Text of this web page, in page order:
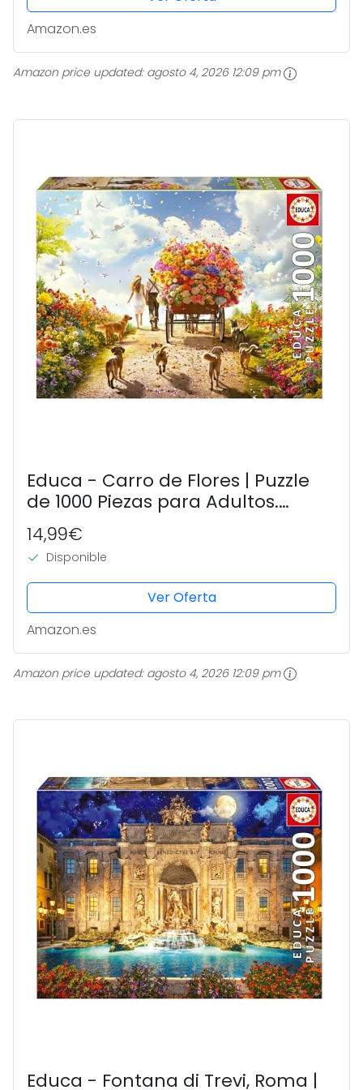
Amazon.es
Amazon price updated: agosto 4, 2026 12:09 pm
Educa - Carro de Flores | Puzzle
de 1000 Piezas para Adultos.
Medidas: 68 x 48 cm. Incluye Cola
Fix Puzzle. A Partir de 14 años
(19921)
14,99€
Disponible
Ver Oferta
Amazon.es
Amazon price updated: agosto 4, 2026 12:09 pm
Educa - Fontana di Trevi, Roma |